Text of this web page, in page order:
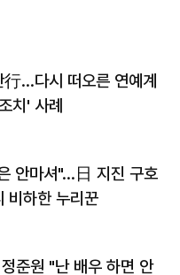
行…다시 떠오른 연예계
치' 사례
안마셔"…日 지진 구호
비하한 누리꾼
준원 "난 배우 하면 안